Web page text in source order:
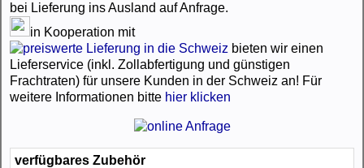
bei Lieferung ins Ausland auf Anfrage.
in Kooperation mit
bieten wir einen
Lieferservice (inkl. Zollabfertigung und günstigen
Frachtraten) für unsere Kunden in der Schweiz an! Für
weitere Informationen bitte hier klicken
verfügbares Zubehör